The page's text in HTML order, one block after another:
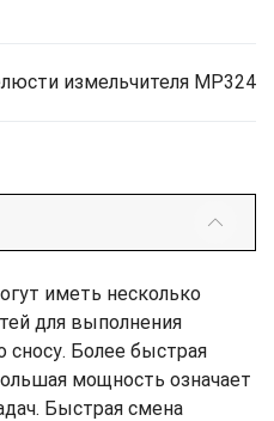
измельчителя MP324
иметь несколько
для выполнения
сносу. Более быстрая
мощность означает
Быстрая смена